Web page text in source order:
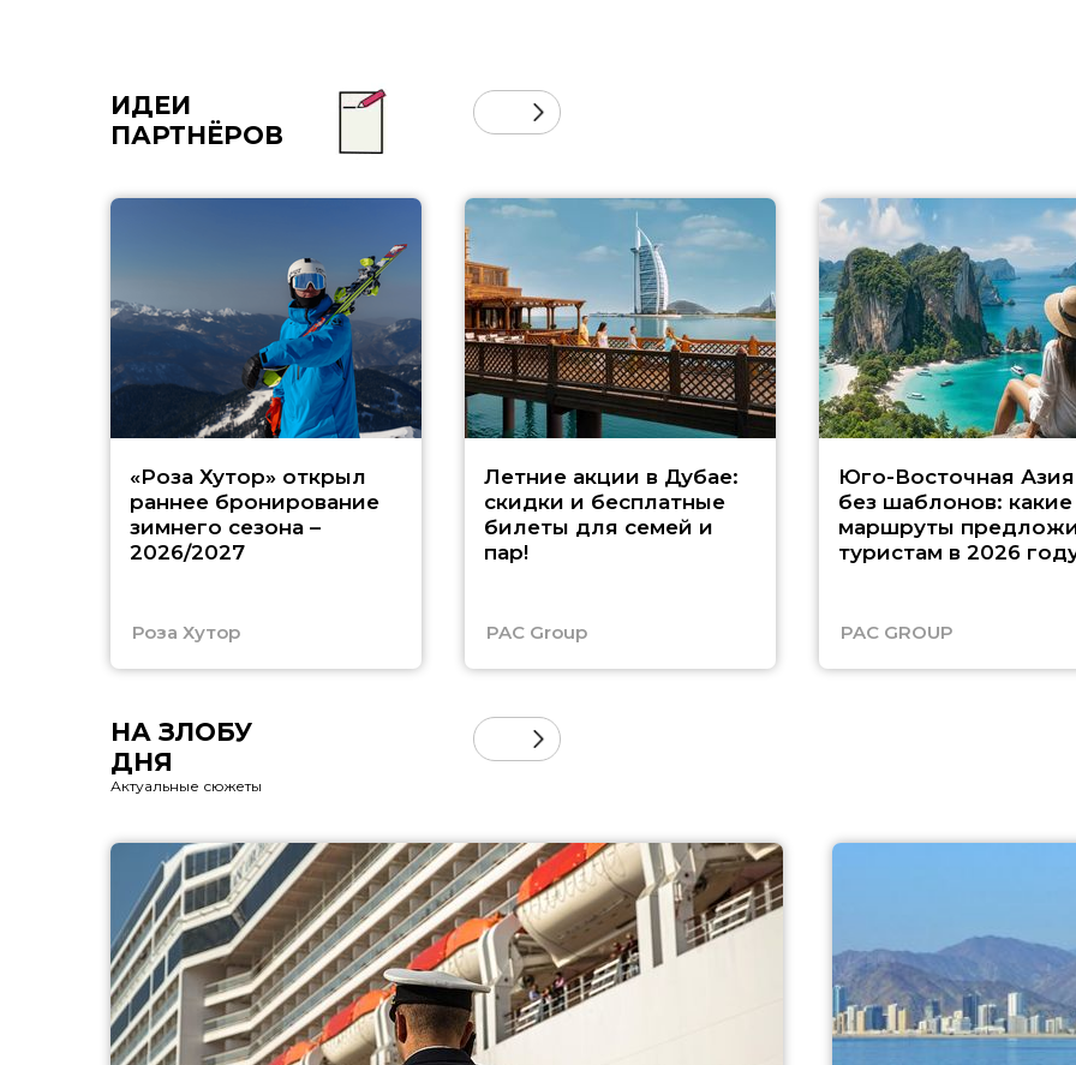
ИДЕИ
ПАРТНЁРОВ
«Роза Хутор» открыл
раннее бронирование
зимнего сезона –
2026/2027
Роза Хутор
Летние акции в Дубае:
скидки и бесплатные
билеты для семей и
пар!
PAC Group
Юго-Восточная Азия
без шаблонов: какие
маршруты
туристам в 2026
PAC GROUP
НА ЗЛОБУ
ДНЯ
Актуальные сюжеты